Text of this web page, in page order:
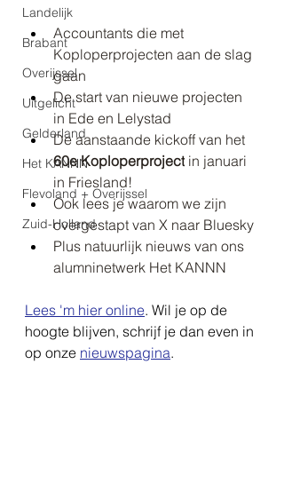
Landelijk
Brabant
Overijssel
Uitgelicht
Gelderland
Het KANNN
Flevoland + Overijssel
Zuid-Holland
Accountants die met
Koploperprojecten aan de slag
gaan
De start van nieuwe projecten
in Ede en Lelystad
De aanstaande kickoff van het
60e Koploperproject in januari
in Friesland!
Ook lees je waarom we zijn
overgestapt van X naar Bluesky
Plus natuurlijk nieuws van ons
alumninetwerk Het KANNN
Lees 'm hier online. Wil je op de
hoogte blijven, schrijf je dan even in
op onze nieuwspagina.